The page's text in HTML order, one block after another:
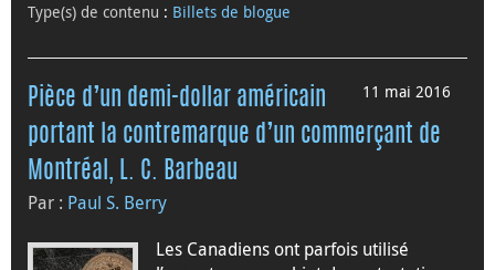
Type(s) de contenu : Billets de blogue
11 mai 2016
Pièce d’un demi-dollar américain
portant la contremarque d’un commerçant de
Montréal, L. C. Barbeau
Par : Paul S. Berry
Les Canadiens ont parfois utilisé